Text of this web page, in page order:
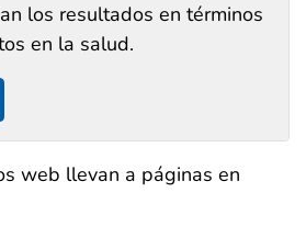
los resultados en términos
en la salud.
web llevan a páginas en